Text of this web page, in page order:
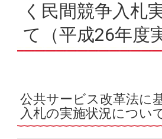
く民間競争入札
て（平成26年度
公共サービス改革法に
入札の実施状況につい